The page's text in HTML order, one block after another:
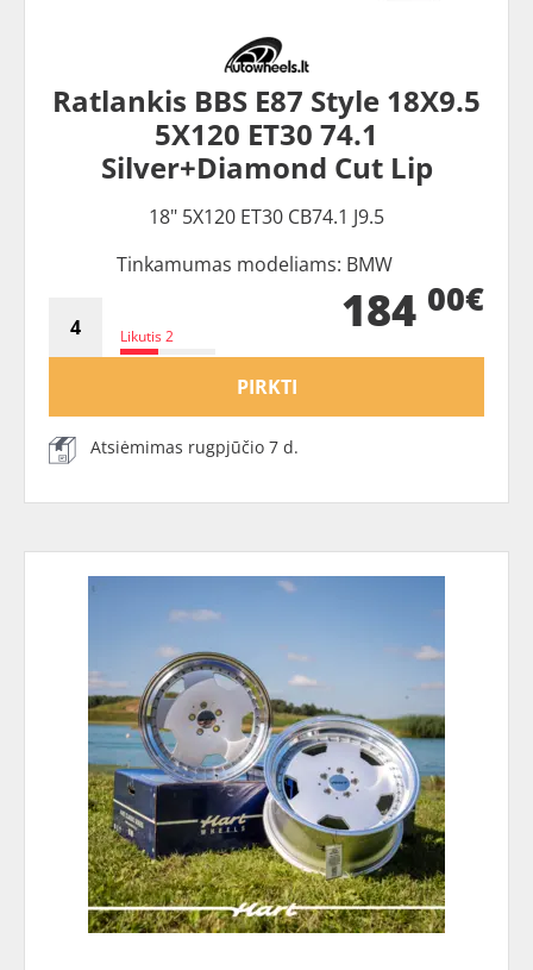
Ratlankis BBS E87 Style 18X9.5
5X120 ET30 74.1
Silver+Diamond Cut Lip
18" 5X120 ET30 CB74.1 J9.5
Tinkamumas modeliams: BMW
Likutis 2 184 00€
PIRKTI
Atsiėmimas rugpjūčio 7 d.